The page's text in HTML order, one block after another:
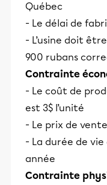
Québec
- Le délai de
- L’usine doit
900 rubans
Contrainte
- Le coût de
est 3$ l’unité
- Le prix de vente
- La durée de
année
Contrainte